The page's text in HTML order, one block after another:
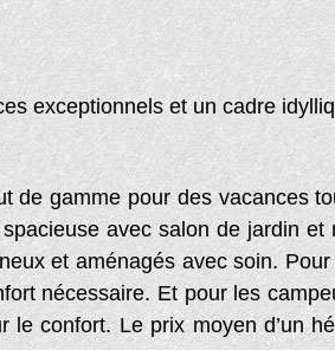
exceptionnels et un cadre
de gamme pour des vacances
avec salon de jardin et
et aménagés avec soin.
nécessaire. Et pour les
confort. Le prix moyen d’un